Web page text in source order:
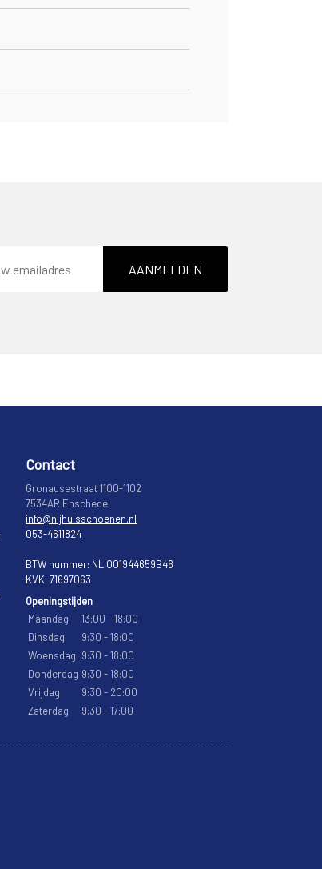
AANMELDEN
Contact
Gronausestraat 1100-1102
7534AR Enschede
info@nijhuisschoenen.nl
053-4611824
BTW nummer: NL 001944659B46
KVK: 71697063
Openingstijden
Maandag
13:00 - 18:00
Dinsdag
9:30 - 18:00
Woensdag 9:30 - 18:00
Donderdag 9:30 - 18:00
Vrijdag
9:30 - 20:00
Zaterdag
9:30 - 17:00